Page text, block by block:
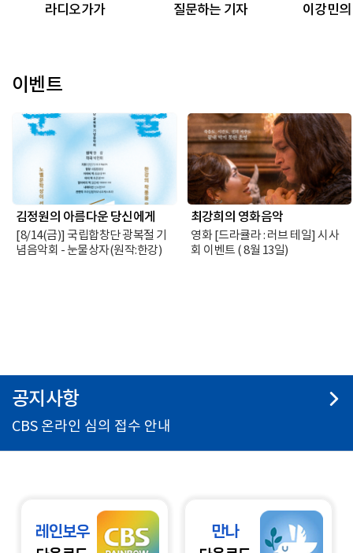
라디오가가 질문하는 기자 이강민
이벤트
김정원의 아름다운 당신에게
[8/14(금)] 국립합창단 광복절 기
념음악회 - 눈물상자(원작:한강)
최강희의 영화음악
영화 [드라큘라 : 러브 테일] 시사
회 이벤트 ( 8월 13일)
공지사항
CBS 온라인 심의 접수 안내
레인보우 만나